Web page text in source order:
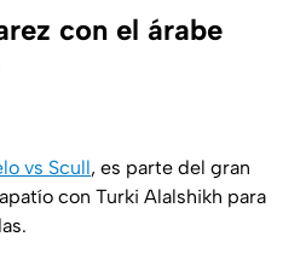
con el árabe
vs Scull, es parte del gran
con Turki Alalshikh para